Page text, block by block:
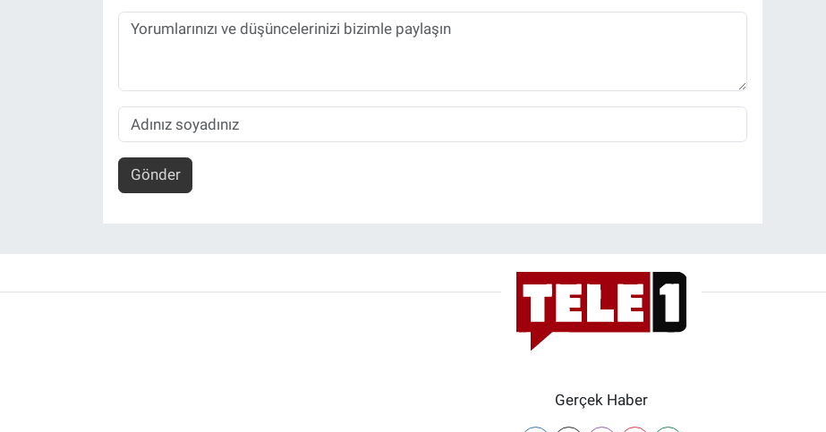
Gönder
Gerçek Haber